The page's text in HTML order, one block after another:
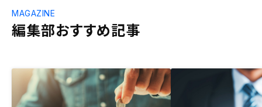
編集部おすすめ記事
MAGAZINE